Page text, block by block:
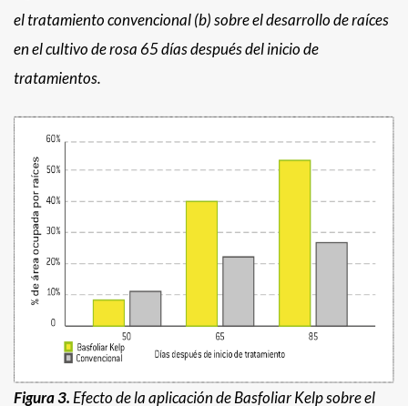
el tratamiento convencional (b) sobre el desarrollo de raíces
en el cultivo de rosa 65 días después del inicio de
tratamientos.
Figura 3.Efecto de la aplicación de Basfoliar Kelp sobre el